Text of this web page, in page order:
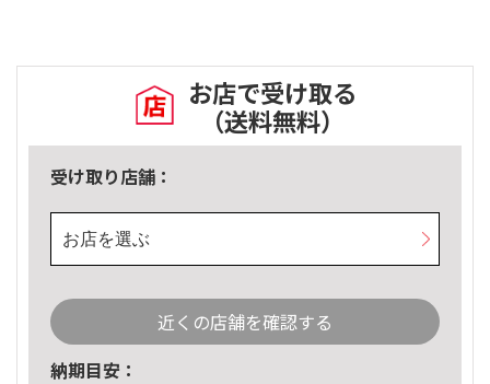
お店で受け取る
（送料無料）
受け取り店舗：
お店を選ぶ
近くの店舗を確認する
納期目安：